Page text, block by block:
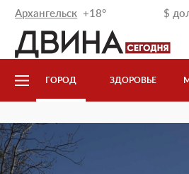
$
Архангельск +18°
ГОРОД ЗДОРОВЬЕ